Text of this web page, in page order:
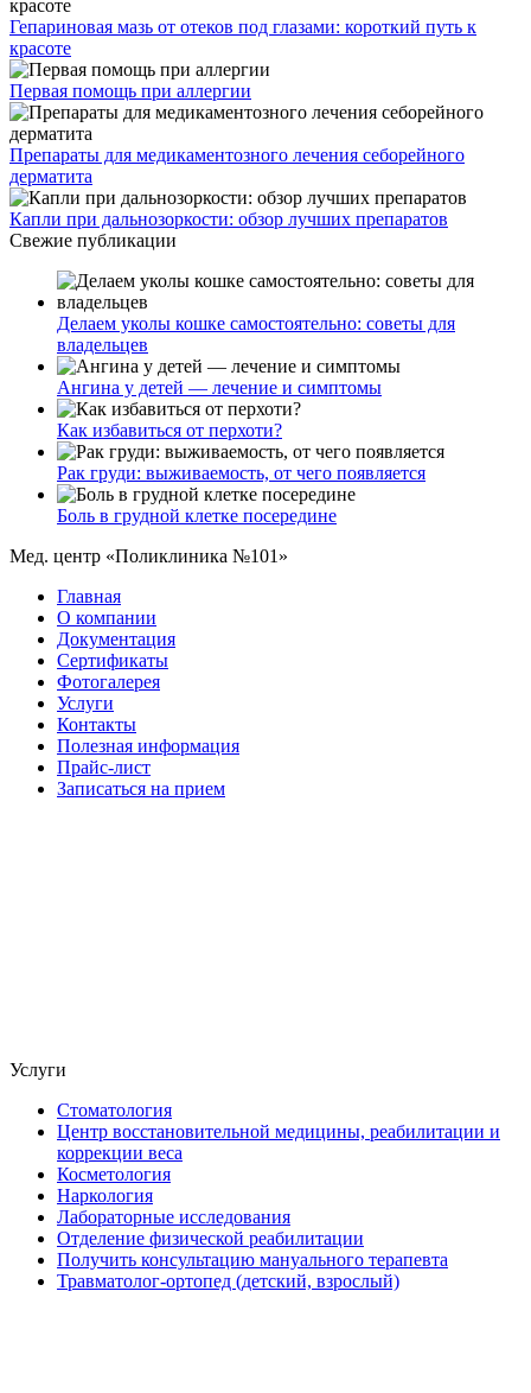
Гепариновая мазь от отеков под глазами: короткий путь к
красоте
Первая помощь при аллергии
Препараты для медикаментозного лечения себорейного
дерматита
Капли при дальнозоркости: обзор лучших препаратов
Свежие публикации
Делаем уколы кошке самостоятельно: советы для
владельцев
Ангина у детей — лечение и симптомы
Как избавиться от перхоти?
Рак груди: выживаемость, от чего появляется
Боль в грудной клетке посередине
Мед. центр «Поликлиника №101»
Главная
О компании
Документация
Сертификаты
Фотогалерея
Услуги
Контакты
Полезная информация
Прайс-лист
Записаться на прием
Услуги
Стоматология
Центр восстановительной медицины, реабилитации и
коррекции веса
Косметология
Наркология
Лабораторные исследования
Отделение физической реабилитации
Получить консультацию мануального терапевта
Травматолог-ортопед (детский, взрослый)